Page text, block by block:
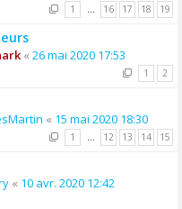
1 … 16 17 18 19
« 26 mai 2020 17:53
1 2
« 15 mai 2020 18:30
1 … 12 13 14 15
« 10 avr. 2020 12:42